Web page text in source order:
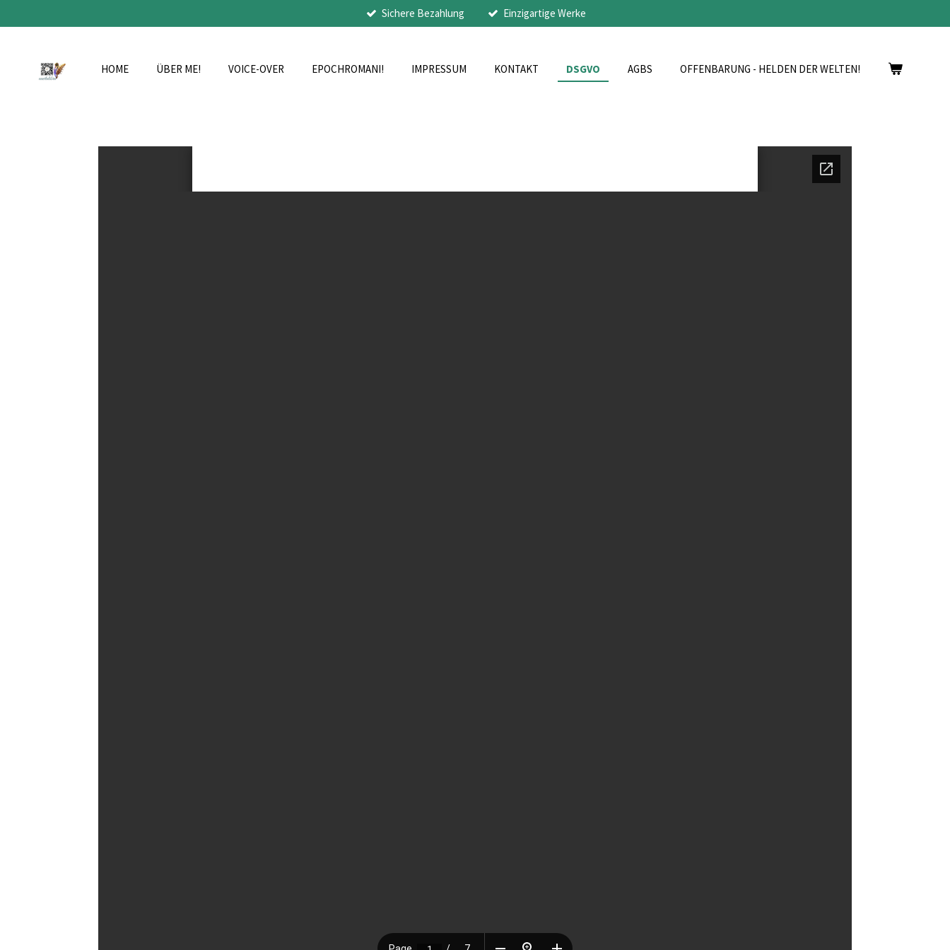
Hauptinhalt
Sichere Bezahlung Einzigartige Werke
HOME ÜBER ME! VOICE-OVER EPOCHROMANI! IMPRESSUM KONTAKT DSGVO AGBS OFFENBARUNG - HELDEN DER WELTEN!